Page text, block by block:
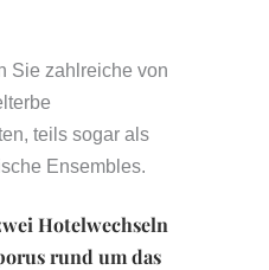
Sie zahlreiche von
teils sogar als
Ensembles.
Hotelwechseln
rund um das